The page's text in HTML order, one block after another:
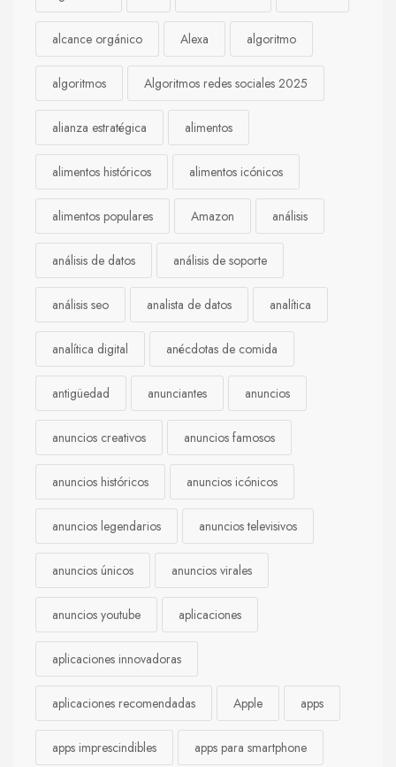
alcance orgánico Alexa algoritmo
algoritmos Algoritmos redes sociales 2025
alianza estratégica alimentos
alimentos históricos alimentos icónicos
alimentos populares Amazon análisis
análisis de datos análisis de soporte
análisis seo analista de datos analítica
analítica digital anécdotas de comida
antigüedad anunciantes anuncios
anuncios creativos anuncios famosos
anuncios históricos anuncios icónicos
anuncios legendarios anuncios televisivos
anuncios únicos anuncios virales
anuncios youtube aplicaciones
aplicaciones innovadoras
aplicaciones recomendadas Apple apps
apps imprescindibles apps para smartphone